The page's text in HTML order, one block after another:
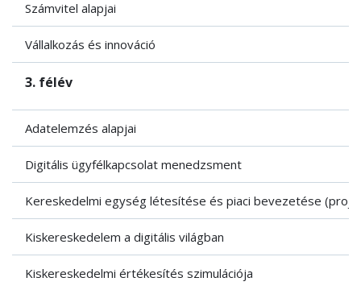
Számvitel alapjai
Vállalkozás és innováció
3. félév
Adatelemzés alapjai
Digitális ügyfélkapcsolat menedzsment
Kereskedelmi egység létesítése és piaci bevezetése
Kiskereskedelem a digitális világban
Kiskereskedelmi értékesítés szimulációja